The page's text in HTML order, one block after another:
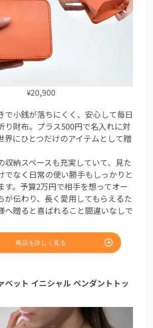
¥20,900
で小銭が落ちにくく、安心して毎日
り財布。プラス500円で名入れに対
界にひとつだけのアイテムとして贈
収納スペースも充実していて、見た
でなく日常の使い勝手もしっかりと
す。予算2万円で相手を想ってオー
が伝わり、長く愛用してもらえるた
へ贈ると喜ばれること間違いなしで
ベット イニシャル ペンダントトッ